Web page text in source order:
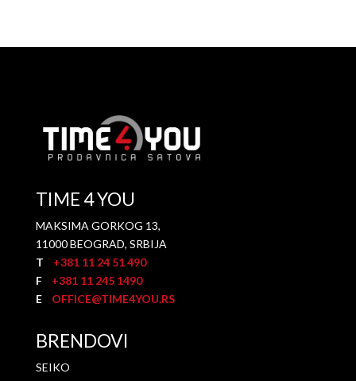
TIME 4 YOU
MAKSIMA GORKOG 13,
11000 BEOGRAD, SRBIJA
T +381 11 24 51 490
F+381 11 245 1490
E OFFICE@TIME4YOU.RS
BRENDOVI
SEIKO